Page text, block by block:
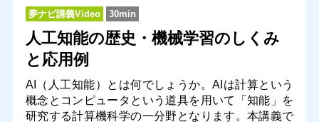
夢ナビ講義Video 30min
人工知能の歴史・機械学習のしくみ
と応用例
AI（人工知能）とは何でしょうか。AIは計算という
概念とコンピュータという道具を用いて「知能」を
研究する計算機科学の一分野となります。本講義で